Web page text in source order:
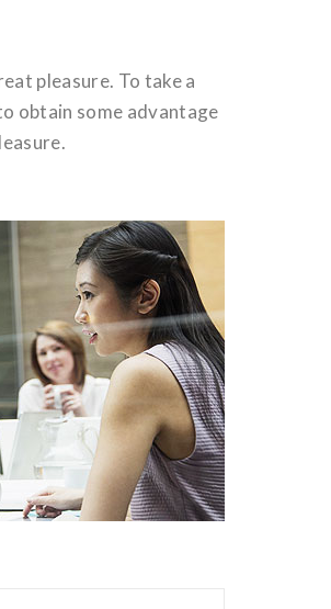
pleasure. To take a
obtain some advantage